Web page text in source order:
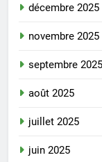
décembre 2025
novembre 2025
septembre 2025
août 2025
juillet 2025
juin 2025